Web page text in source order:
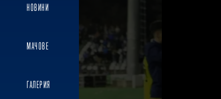
НОВИНИ
МАЧОВЕ
ГАЛЕРИЯ